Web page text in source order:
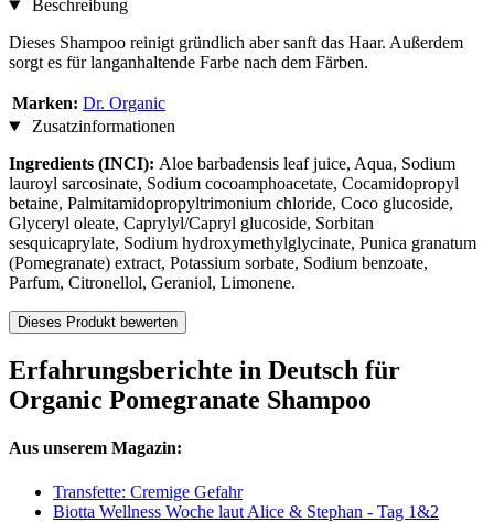
Beschreibung
Dieses Shampoo reinigt gründlich aber sanft das Haar. Außerdem
sorgt es für langanhaltende Farbe nach dem Färben.
Marken: Dr. Organic
Zusatzinformationen
Ingredients (INCI): Aloe barbadensis leaf juice, Aqua, Sodium
lauroyl sarcosinate, Sodium cocoamphoacetate, Cocamidopropyl
betaine, Palmitamidopropyltrimonium chloride, Coco glucoside,
Glyceryl oleate, Caprylyl/Capryl glucoside, Sorbitan
sesquicaprylate, Sodium hydroxymethylglycinate, Punica granatum
(Pomegranate) extract, Potassium sorbate, Sodium benzoate,
Parfum, Citronellol, Geraniol, Limonene.
Dieses Produkt bewerten
Erfahrungsberichte in Deutsch für
Organic Pomegranate Shampoo
Aus unserem Magazin:
Transfette: Cremige Gefahr
Biotta Wellness Woche laut Alice & Stephan - Tag 1&2